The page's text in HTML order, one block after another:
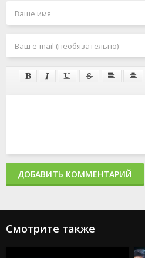
ДОБАВИТЬ КОММЕНТАРИЙ
Смотрите также